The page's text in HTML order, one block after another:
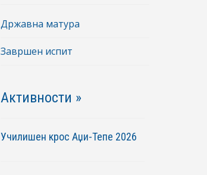
Државна матура
Завршен испит
Активности »
Училишен крос Аџи-Тепе 2026